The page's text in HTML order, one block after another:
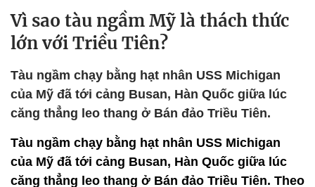
Vì sao tàu ngầm Mỹ là thách thức
lớn với Triều Tiên?
Tàu ngầm chạy bằng hạt nhân USS Michigan
của Mỹ đã tới cảng Busan, Hàn Quốc giữa lúc
căng thẳng leo thang ở Bán đảo Triều Tiên.
Tàu ngầm chạy bằng hạt nhân USS Michigan
của Mỹ đã tới cảng Busan, Hàn Quốc giữa lúc
căng thẳng leo thang ở Bán đảo Triều Tiên. Theo